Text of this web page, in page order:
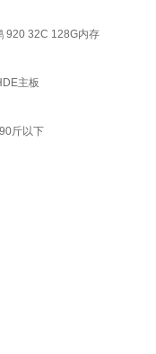
920 32C 128G内存
主板
斤以下